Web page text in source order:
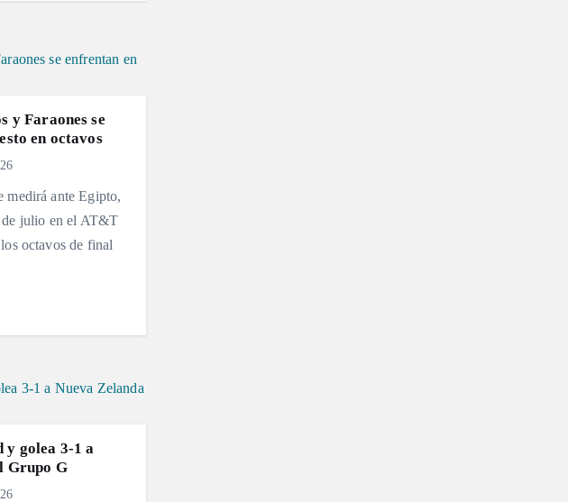
y Faraones se
en octavos
medirá ante Egipto,
de julio en el AT&T
octavos de final
golea 3-1 a
Grupo G